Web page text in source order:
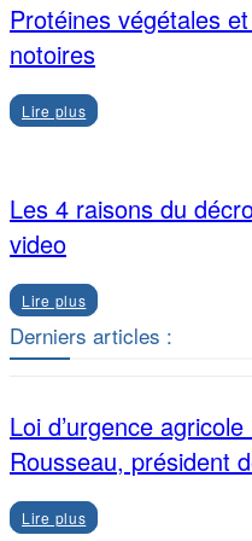
Protéines végétales
notoires
Lire plus
Les 4 raisons du
video
Lire plus
Derniers articles :
Loi d’urgence
Rousseau, président
Lire plus